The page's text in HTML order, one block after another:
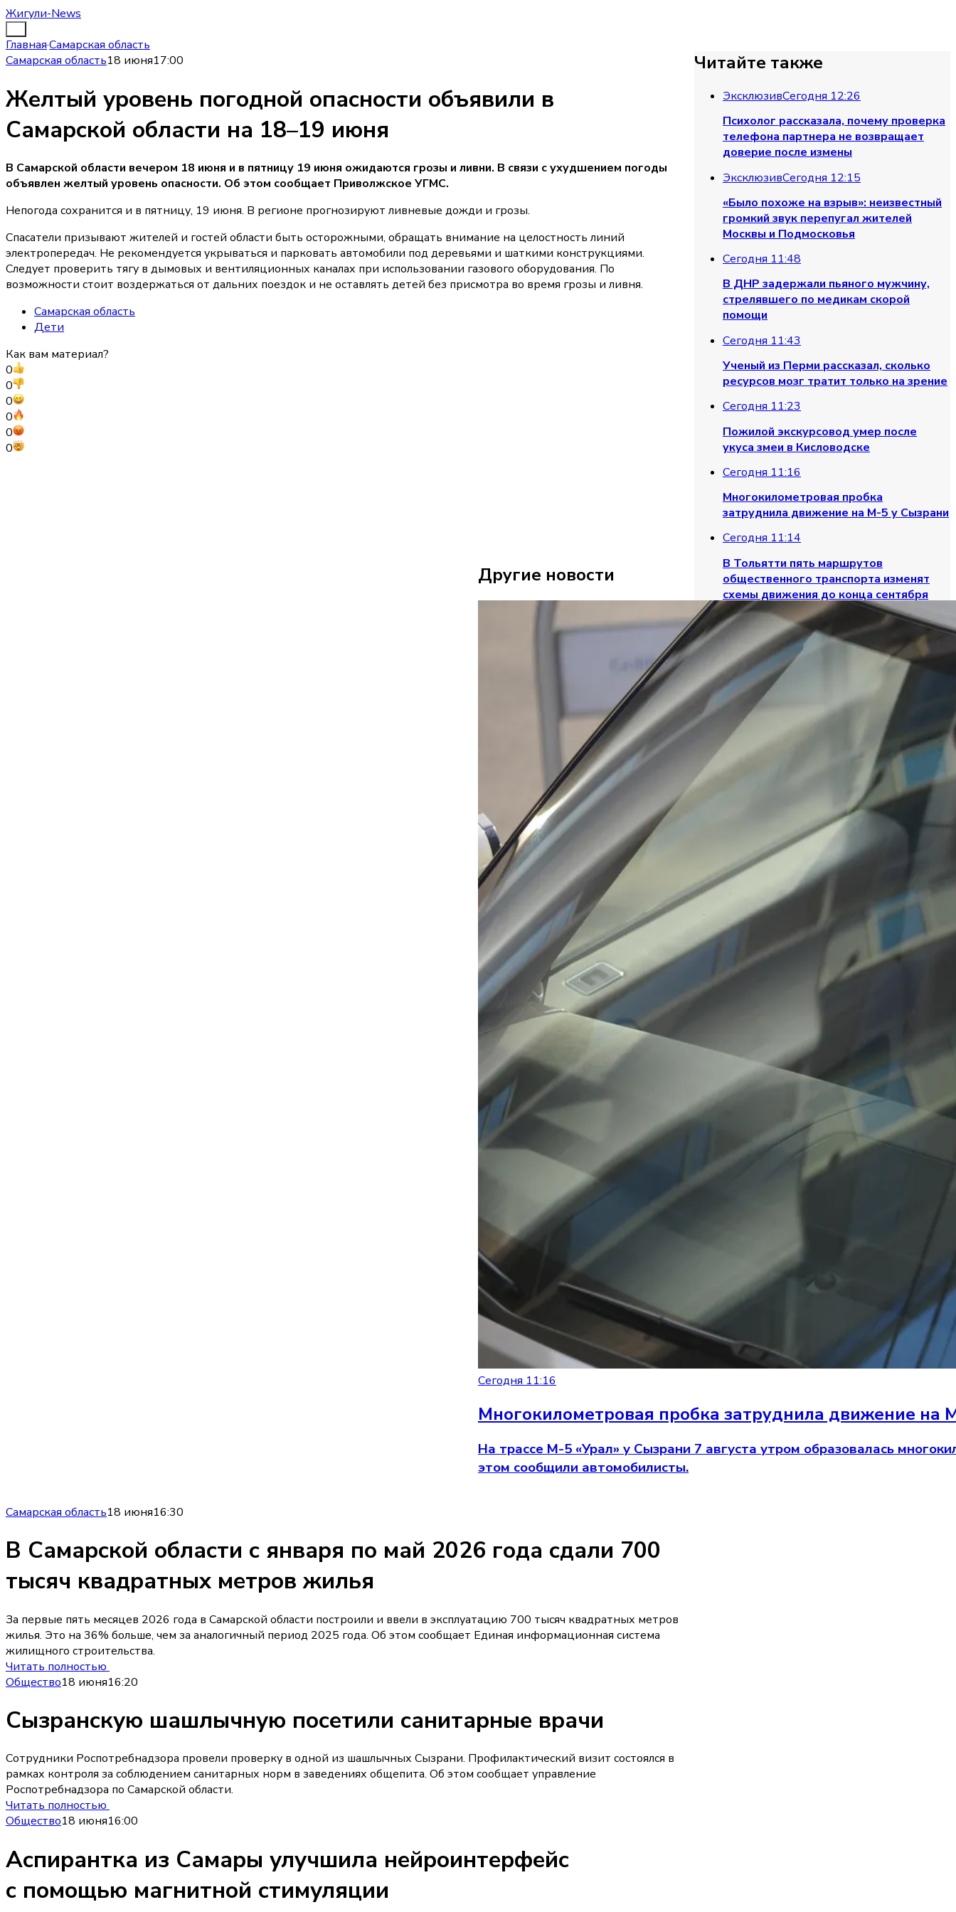
Жигули-News
Главная·Самарская область
Самарская область18 июня17:00
Желтый уровень погодной опасности объявили в
Самарской области на 18–19 июня
В Самарской области вечером 18 июня и в пятницу 19 июня ожидаются грозы и ливни. В связи с ухудшением погоды
объявлен желтый уровень опасности. Об этом сообщает Приволжское УГМС.
Непогода сохранится и в пятницу, 19 июня. В регионе прогнозируют ливневые дожди и грозы.
Спасатели призывают жителей и гостей области быть осторожными, обращать внимание на целостность линий
электропередач. Не рекомендуется укрываться и парковать автомобили под деревьями и шаткими конструкциями.
Следует проверить тягу в дымовых и вентиляционных каналах при использовании газового оборудования. По
возможности стоит воздержаться от дальних поездок и не оставлять детей без присмотра во время грозы и ливня.
Самарская область
Дети
Как вам материал?
0
0
0
0
0
0
Читайте также
ЭксклюзивСегодня 12:26
Психолог рассказала, почему проверка
телефона партнера не возвращает
доверие после измены
ЭксклюзивСегодня 12:15
«Было похоже на взрыв»: неизвестный
громкий звук перепугал жителей
Москвы и Подмосковья
Сегодня 11:48
В ДНР задержали пьяного мужчину,
стрелявшего по медикам скорой
помощи
Сегодня 11:43
Ученый из Перми рассказал, сколько
ресурсов мозг тратит только на зрение
Сегодня 11:23
Пожилой экскурсовод умер после
укуса змеи в Кисловодске
Сегодня 11:16
Многокилометровая пробка
затруднила движение на М-5 у Сызрани
Сегодня 11:14
В Тольятти пять маршрутов
общественного транспорта изменят
схемы движения до конца сентября
Сегодня 10:54
Жителей Подмосковья предупредили о
жаре +35 градусов 7 августа
Сегодня 10:52
Свердловский суд на год лишил экс-
руководителей СИЗО права на
должности
Сегодня 10:47
УК в Тюмени заплатит 300 тысяч за
покусанных крысами детей в квартире
Сегодня 10:35
Переиграл и уничтожил: житель
Тольятти передал мошенникам
нарезанную газету вместо денег
Другие новости
Сегодня 11:16
Многокилометровая пробка затруднила движение на
На трассе М-5 «Урал» у Сызрани 7 августа утром образовалась
этом сообщили автомобилисты.
Самарская область18 июня16:30
В Самарской области с января по май 2026 года сдали 700
тысяч квадратных метров жилья
За первые пять месяцев 2026 года в Самарской области построили и ввели в эксплуатацию 700 тысяч квадратных метров
жилья. Это на 36% больше, чем за аналогичный период 2025 года. Об этом сообщает Единая информационная система
жилищного строительства.
Читать полностью
Общество18 июня16:20
Сызранскую шашлычную посетили санитарные врачи
Сотрудники Роспотребнадзора провели проверку в одной из шашлычных Сызрани. Профилактический визит состоялся в
рамках контроля за соблюдением санитарных норм в заведениях общепита. Об этом сообщает управление
Роспотребнадзора по Самарской области.
Читать полностью
Общество18 июня16:00
Аспирантка из Самары улучшила нейроинтерфейс
с помощью магнитной стимуляции